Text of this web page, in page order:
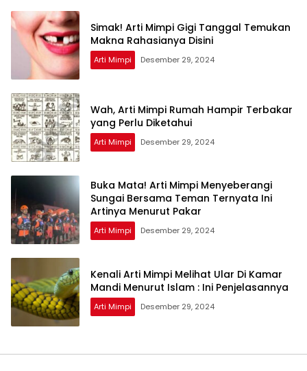
Simak! Arti Mimpi Gigi Tanggal Temukan
Makna Rahasianya Disini
Arti Mimpi Desember 29, 2024
Wah, Arti Mimpi Rumah Hampir Terbakar
yang Perlu Diketahui
Arti Mimpi Desember 29, 2024
Buka Mata! Arti Mimpi Menyeberangi
Sungai Bersama Teman Ternyata Ini
Artinya Menurut Pakar
Arti Mimpi Desember 29, 2024
Kenali Arti Mimpi Melihat Ular Di Kamar
Mandi Menurut Islam : Ini Penjelasannya
Arti Mimpi Desember 29, 2024